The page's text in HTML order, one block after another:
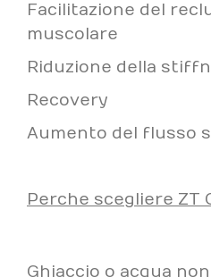
Facilitazione del
muscolare
Riduzione della
Recovery
Aumento del flusso
Perche scegliere ZT
Ghiaccio o acqua